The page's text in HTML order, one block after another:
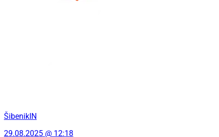
ŠibenikIN
29.08.2025 @ 12:18